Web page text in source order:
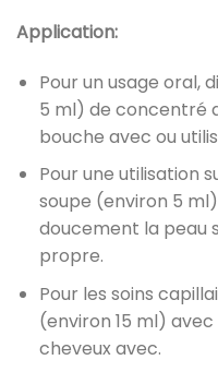
‎Application:‎
‎Pour un usage oral,
5 ml) de concentré
bouche avec ou
‎Pour une utilisation
soupe (environ 5
doucement la peau
propre.‎
‎Pour les soins
(environ 15 ml)
cheveux avec.‎